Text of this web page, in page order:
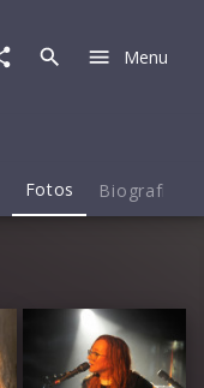
Menu
Fotos Biografie